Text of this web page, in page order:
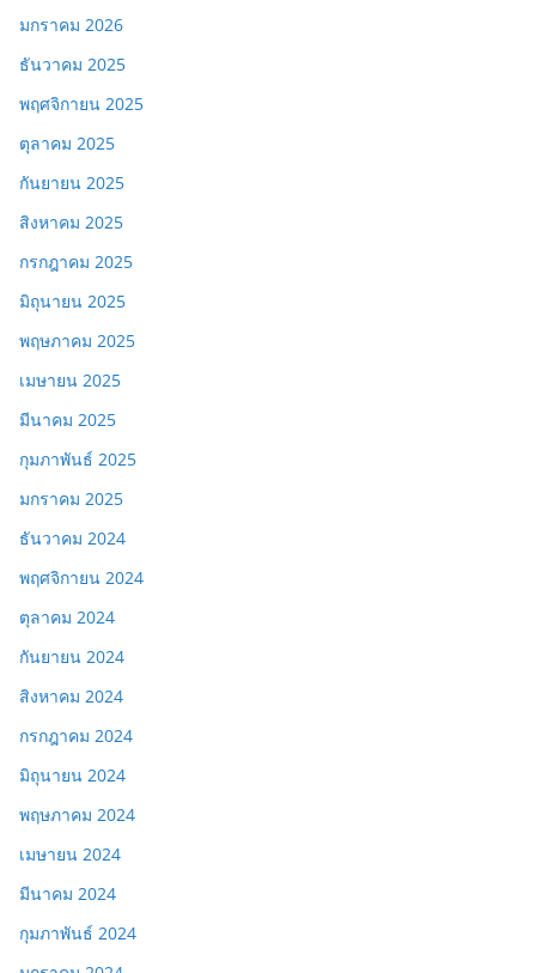
มกราคม 2026
ธันวาคม 2025
พฤศจิกายน 2025
ตุลาคม 2025
กันยายน 2025
สิงหาคม 2025
กรกฎาคม 2025
มิถุนายน 2025
พฤษภาคม 2025
เมษายน 2025
มีนาคม 2025
กุมภาพันธ์ 2025
มกราคม 2025
ธันวาคม 2024
พฤศจิกายน 2024
ตุลาคม 2024
กันยายน 2024
สิงหาคม 2024
กรกฎาคม 2024
มิถุนายน 2024
พฤษภาคม 2024
เมษายน 2024
มีนาคม 2024
กุมภาพันธ์ 2024